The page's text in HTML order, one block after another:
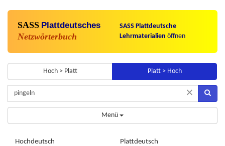
SASS Plattdeutsches
Netzwörterbuch
SASS Plattdeutsche
Lehrmaterialien öffnen
Hoch > Platt Platt > Hoch
×
Menü
Hochdeutsch Plattdeutsch